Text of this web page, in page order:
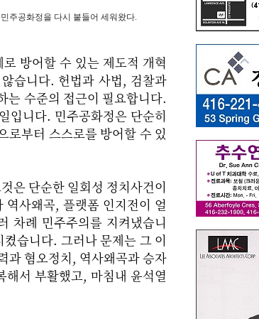
주공화정을 다시 붙들어 세워왔다.
방어할 수 있는 제도적 개혁
습니다. 헌법과 사법, 검찰과
는 수준의 접근이 필요합니다.
입니다. 민주공화정은 단순히
로부터 스스로를 방어할 수 있
은 단순한 일회성 정치사건이
사왜곡, 플랫폼 인지전이 얼
차례 민주주의를 지켜냈습니
습니다. 그러나 문제는 그 이
과 혐오정치, 역사왜곡과 승자
서 부활했고, 마침내 윤석열